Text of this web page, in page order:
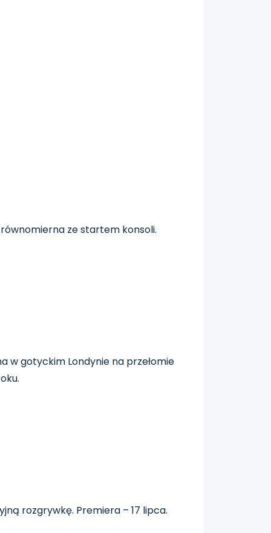
ze startem konsoli.
w gotyckim Londynie na przełomie
rozgrywkę. Premiera – 17 lipca.